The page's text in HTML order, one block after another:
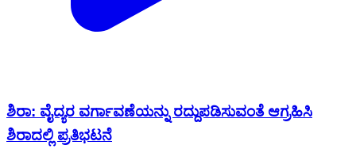
ಶಿರಾ: ವೈದ್ಯರ ವರ್ಗಾವಣೆಯನ್ನು ರದ್ದುಪಡಿಸುವಂತೆ ಆಗ್ರಹಿಸಿ
ಶಿರಾದಲ್ಲಿ ಪ್ರತಿಭಟನೆ